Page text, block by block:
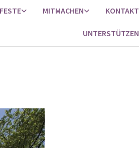
MITMACHEN KONTAKT
UNTERSTÜTZEN